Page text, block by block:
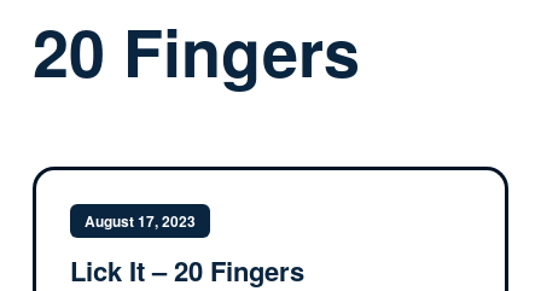
20 Fingers
August 17, 2023
Lick It – 20 Fingers